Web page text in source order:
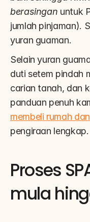
berasingan untuk
jumlah pinjaman).
yuran guaman.
Selain yuran
duti setem pindah
carian tanah, dan
panduan penuh
membeli rumah
pengiraan lengkap.
Proses
mula